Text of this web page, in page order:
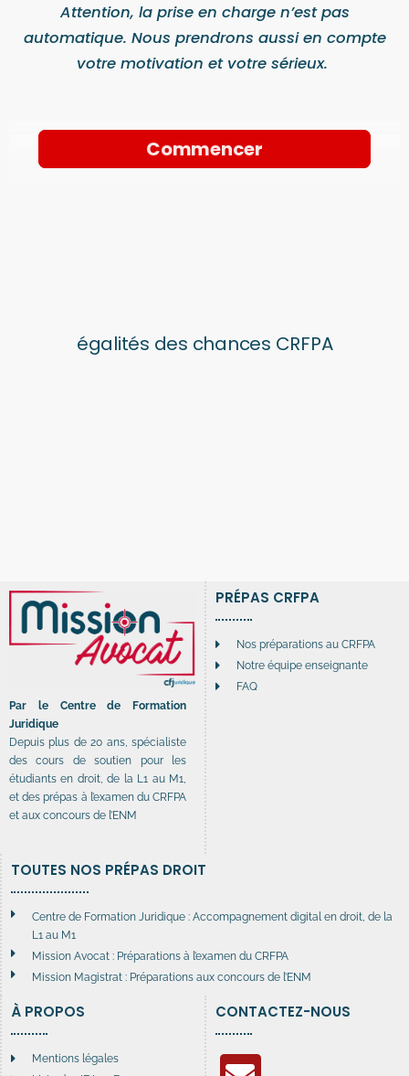
Attention, la prise en charge n’est pas
automatique. Nous prendrons aussi en compte
votre motivation et votre sérieux.
Par le Centre de Formation
Juridique
Depuis plus de 20 ans, spécialiste
des cours de soutien pour les
étudiants en droit, de la L1 au M1,
et des prépas à l’examen du CRFPA
et aux concours de l’ENM
PRÉPAS CRFPA
Nos préparations au CRFPA
Notre équipe enseignante
FAQ
TOUTES NOS PRÉPAS DROIT
Centre de Formation Juridique : Accompagnement digital en droit, de la
L1 au M1
Mission Avocat : Préparations à l’examen du CRFPA
Mission Magistrat : Préparations aux concours de l’ENM
À PROPOS
Mentions légales
CONTACTEZ-NOUS